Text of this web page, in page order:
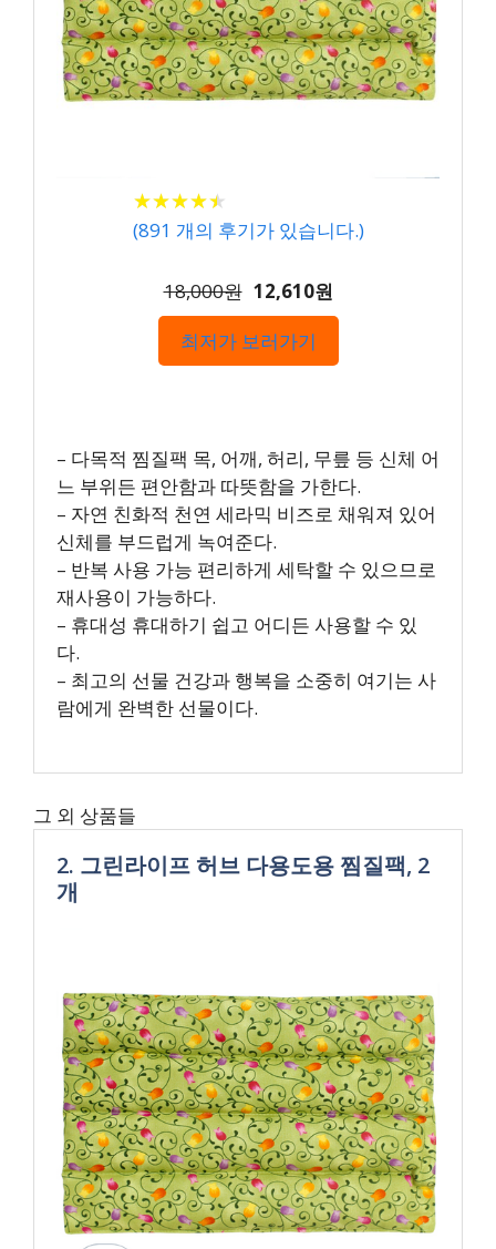
★★★★★
★★★★★
(891 개의 후기가 있습니다.)
18,000원 12,610원
최저가 보러가기
– 다목적 찜질팩 목, 어깨, 허리, 무릎 등 신체 어
느 부위든 편안함과 따뜻함을 가한다.
– 자연 친화적 천연 세라믹 비즈로 채워져 있어
신체를 부드럽게 녹여준다.
– 반복 사용 가능 편리하게 세탁할 수 있으므로
재사용이 가능하다.
– 휴대성 휴대하기 쉽고 어디든 사용할 수 있
다.
– 최고의 선물 건강과 행복을 소중히 여기는 사
람에게 완벽한 선물이다.
그 외 상품들
2. 그린라이프 허브 다용도용 찜질팩, 2
개